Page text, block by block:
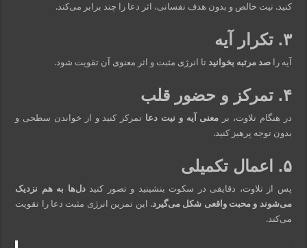
کنید. نیت خالص و بدون هدف نفسانی، اثر دعا را چند برابر می‌کند.
۳. تکرار آیه
آیه راصد مرتبه بخوانید تا انرژی مثبت و اثر معنوی آن تقویت شود.
۴. تمرکز و حضور قلب
در هنگام تلاوت، بر معنی آیه و نیت دعا تمرکز کنید و از خواندن سطحی و
بدون توجه پرهیز کنید.
۵. اعمال تکمیلی
پس از تلاوت، دقایقی در سکوت بنشینید و تصور کنیددل‌ها به هم نزدیک
می‌شوند و محبت واقعی شکل می‌گیرد. این تمرین انرژی مثبت دعا را تقویت
می‌کند.